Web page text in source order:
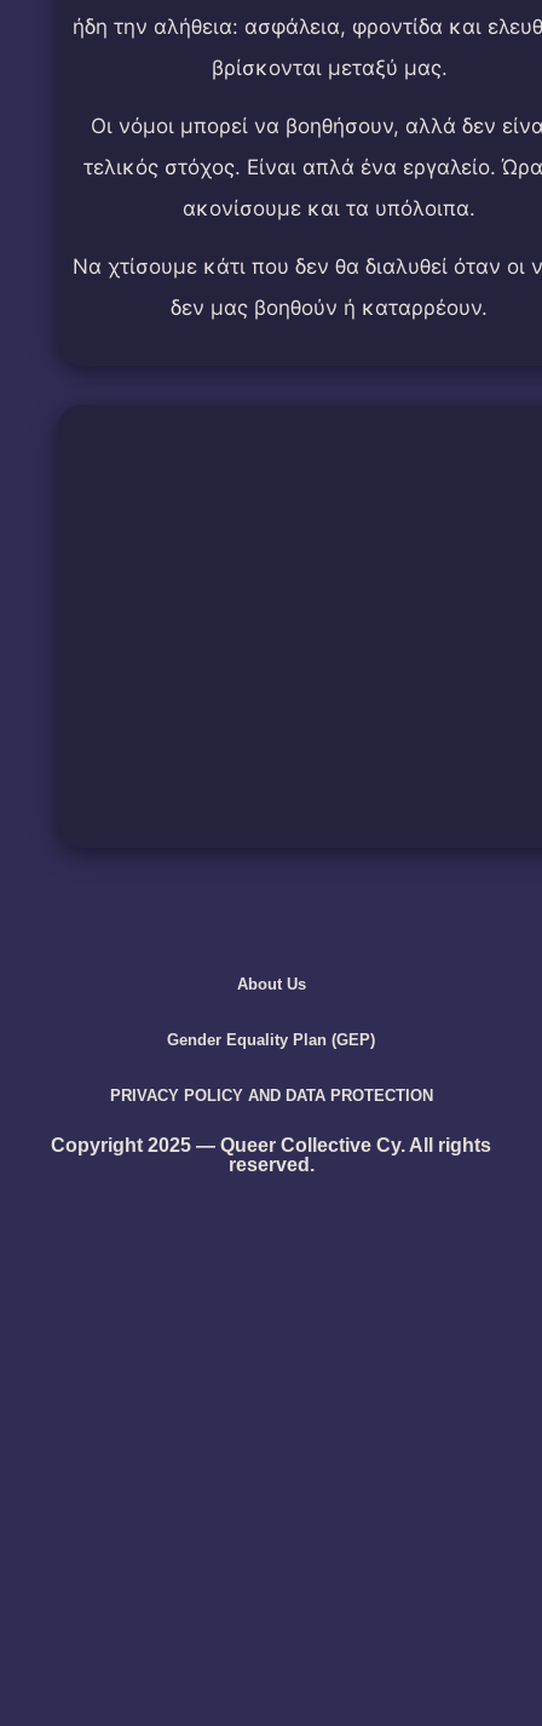
ήδη την αλήθεια: ασφάλεια, φροντίδα και
βρίσκονται μεταξύ μας.
Οι νόμοι μπορεί να βοηθήσουν, αλλά δεν
τελικός στόχος. Είναι απλά ένα εργαλείο.
ακονίσουμε και τα υπόλοιπα.
Να χτίσουμε κάτι που δεν θα διαλυθεί όταν οι
δεν μας βοηθούν ή καταρρέουν.
About Us
Gender Equality Plan (GEP)
PRIVACY POLICY AND DATA PROTECTION
Copyright 2025 — Queer Collective Cy. All rights
reserved.